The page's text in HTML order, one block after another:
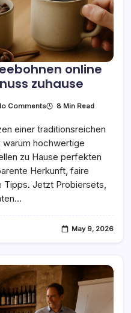
online
zuhause
CommentsOn
Online
–
Zuhause
8 Min Read
einer traditionsreichen
warum hochwertige
zu Hause perfekten
Herkunft, faire
Tipps. Jetzt Probiersets,
May 9, 2026